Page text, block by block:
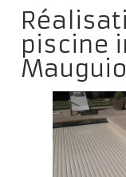
piscine
Mauguio